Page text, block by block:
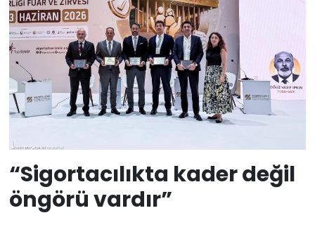
“Sigortacılıkta kader değil
öngörü vardır”